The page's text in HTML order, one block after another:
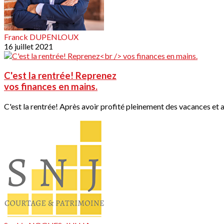
Franck DUPENLOUX
16 juillet 2021
C'est la rentrée! Reprenez
vos finances en mains.
C'est la rentrée! Après avoir profité pleinement des vacances et